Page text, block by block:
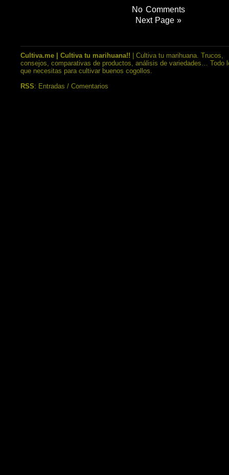
No Comments
Next Page »
Cultiva.me | Cultiva tu marihuana!! | Cultiva tu marihuana. Trucos,
consejos, comparativas de productos, análisis de variedades… Todo
que necesitas para cultivar buenos cogollos.
RSS: Entradas / Comentarios